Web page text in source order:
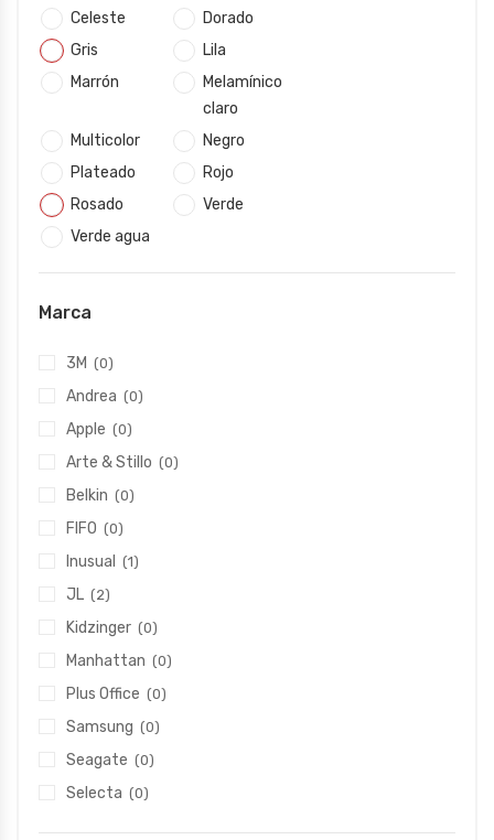
Celeste
Dorado
Gris
Lila
Marrón
Melamínico
claro
Multicolor
Negro
Plateado
Rojo
Rosado
Verde
Verde agua
Marca
3M (0)
Andrea (0)
Apple (0)
Arte & Stillo (0)
Belkin (0)
FIFO (0)
Inusual (1)
JL (2)
Kidzinger (0)
Manhattan (0)
Plus Office (0)
Samsung (0)
Seagate (0)
Selecta (0)